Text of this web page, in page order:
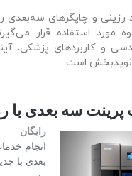
رزینی و چاپگرهای سه‌بعدی
مورد استفاده قرار
و کاربردهای پزشکی،
است.